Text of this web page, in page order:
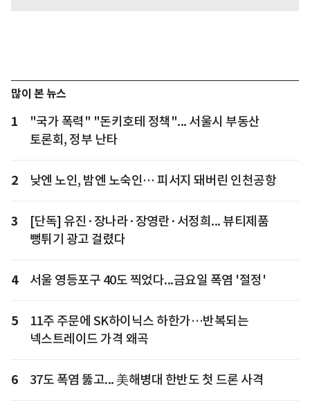
많이 본 뉴스
1
"국가 폭력" "돈키호테 정책"... 서울시 부동산
토론회, 정부 난타
2 낮엔 노인, 밤엔 노숙인… 피서지 돼버린 인천공항
3
[단독] 유진·장나라·장영란·서정희... 뷰티제품
뻥튀기 광고 걸렸다
4 서울 영등포구 40도 찍었다...금요일 폭염 '절정'
5
11주 주문에 SK하이닉스 하한가…반복되는
넥스트레이드 가격 왜곡
6 37도 폭염 뚫고... 美해병대 한반도 첫 드론 사격